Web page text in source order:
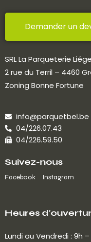
Demander un
SRL La Parqueterie
2 rue du Terril – 4460
Zoning Bonne Fortune
info@parquetbel.be
04/226.07.43
04/226.59.50
Suivez-nous
Facebook Instagram
Heures
Lundi au Vendredi : 9h –